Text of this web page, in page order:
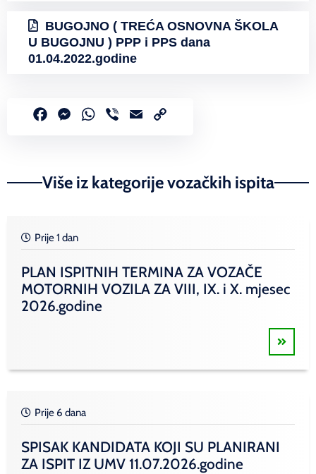
BUGOJNO ( TREĆA OSNOVNA ŠKOLA
U BUGOJNU ) PPP i PPS dana
01.04.2022.godine
FacebookMessenger
WhatsApp
Viber Email
Više iz kategorije vozačkih ispita
Prije 1 dan
PLAN ISPITNIH TERMINA ZA VOZAČE
MOTORNIH VOZILA ZA VIII, IX. i X. mjesec
2026.godine
Prije 6 dana
SPISAK KANDIDATA KOJI SU PLANIRANI
ZA ISPIT IZ UMV 11.07.2026.godine